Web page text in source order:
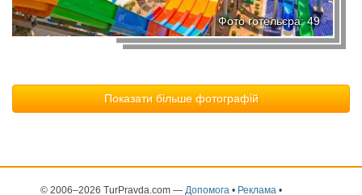
Фото готельєра: 49
Показати більше фотографій
© 2006–2026 TurPravda.com — Допомога • Реклама •